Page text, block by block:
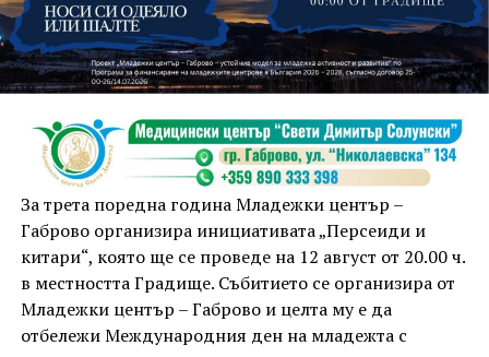
На 13 август организаторите са предвидили
занимания и за здрав дух, и за здраво тяло.
Инструкторката по пилатес и йога Йоанна Петрова
от FitLab ще се погрижи за добрия тонус с групова
тренировка от 19.00 ч., а след това ще има мозъчна
атака с куиз вечер за обща култура. Вечерта ще
приключи с прожекция на новия български
комедиен филм „Брънч за начинаещи“ – в парка,
под звездното дряновско небе.
За трета поредна година Младежки център –
Габрово организира инициативата „Персеиди и
китари“, която ще се проведе на 12 август от 20.00 ч.
в местността Градище. Събитието се организира от
Младежки център – Габрово и целта му е да
отбележи Международния ден на младежта с